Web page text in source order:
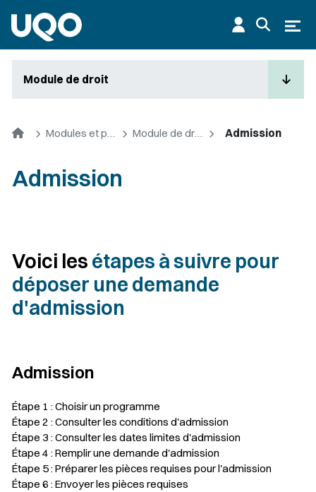
Module de droit
Accueil Modules et premier cycle Module de droit Admission
Admission
Voici les étapes à suivre pour
déposer une demande
d'admission
Admission
Étape 1 : Choisir un programme
Étape 2 : Consulter les conditions d'admission
Étape 3 : Consulter les dates limites d'admission
Étape 4 : Remplir une demande d'admission
Étape 5 : Préparer les pièces requises pour l'admission
Étape 6 : Envoyer les pièces requises